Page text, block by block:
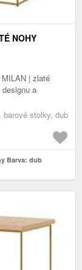
NOHY
| zlaté
a
stolky, dub
Barva: dub